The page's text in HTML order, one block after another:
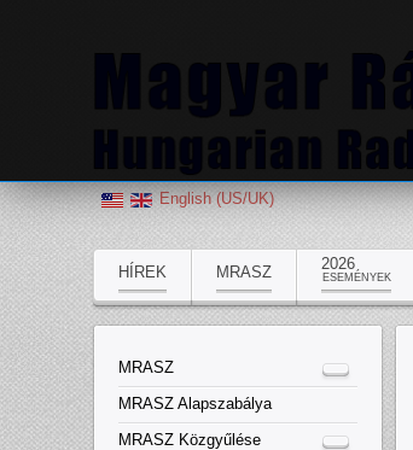
English (US/UK)
HÍREK MRASZ 2026
ESEMÉNYEK
MRASZ
MRASZ Alapszabálya
MRASZ Közgyűlése